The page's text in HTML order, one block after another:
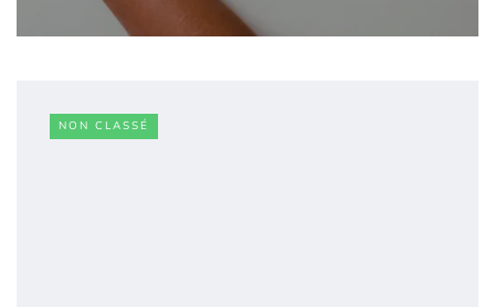
NON CLASSÉ